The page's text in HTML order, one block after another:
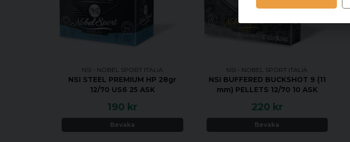
NSI - NOBEL SPORT ITALIA
NSI STEEL PREMIUM HP 28gr
12/70 US6 25 ASK
190 kr
Bevaka
NSI - NOBEL SPORT ITALIA
NSI BUFFERED BUCKSHOT 9 (11
mm) PELLETS 12/70 10 ASK
220 kr
Bevaka